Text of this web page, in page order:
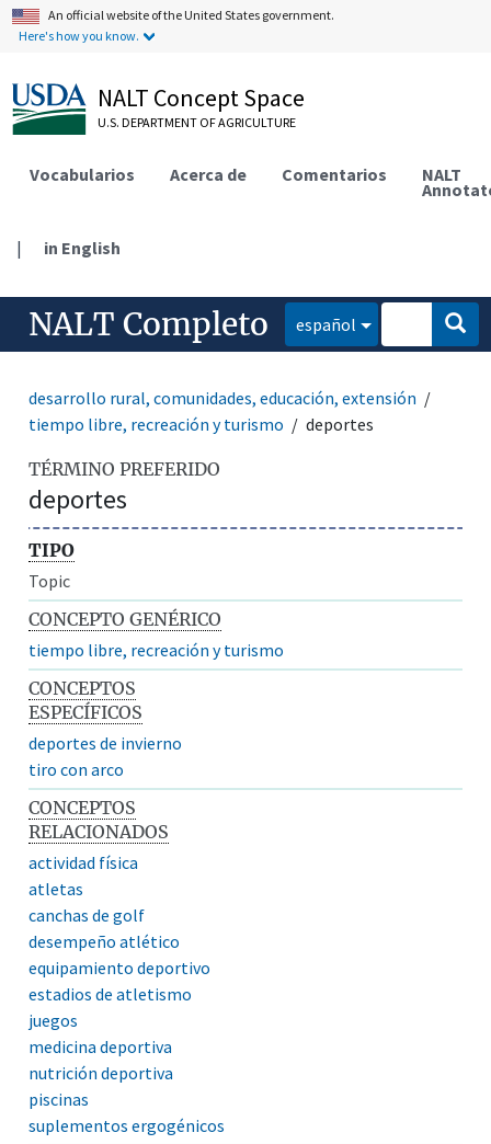
An official website of the United States government.
Here's how you know.
NALT Concept Space
U.S. DEPARTMENT OF AGRICULTURE
Vocabularios Acerca de Comentarios NALT
| in English
NALT Completo español
desarrollo rural, comunidades, educación, extensión
tiempo libre, recreación y turismo
deportes
TÉRMINO PREFERIDO
deportes
TIPO
Topic
CONCEPTO GENÉRICO
tiempo libre, recreación y turismo
CONCEPTOS
ESPECÍFICOS
deportes de invierno
tiro con arco
CONCEPTOS
RELACIONADOS
actividad física
atletas
canchas de golf
desempeño atlético
equipamiento deportivo
estadios de atletismo
juegos
medicina deportiva
nutrición deportiva
piscinas
suplementos ergogénicos